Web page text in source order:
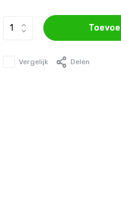
Vergelijk Delen